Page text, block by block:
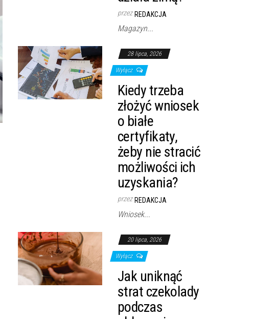
przez REDAKCJA
Magazyn...
28 lipca, 2026
Wyłącz
Kiedy trzeba
złożyć wniosek
o białe
certyfikaty,
żeby nie stracić
możliwości ich
uzyskania?
przez REDAKCJA
Wniosek...
20 lipca, 2026
Wyłącz
Jak uniknąć
strat czekolady
podczas